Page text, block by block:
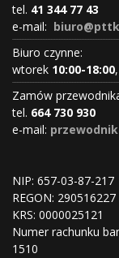
tel. 41 344 77 43
e-mail:
Biuro czynne:
wtorek 10:00-18:00
Zamów
tel. 664 730 930
e-mail:
NIP: 657-03-87-217
REGON: 290516227
KRS: 0000025121
Numer rachunku
1510